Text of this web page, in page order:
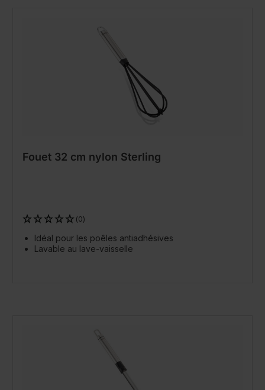
Fouet 32 cm nylon Sterling
(0)
Idéal pour les poêles antiadhésives
Lavable au lave-vaisselle